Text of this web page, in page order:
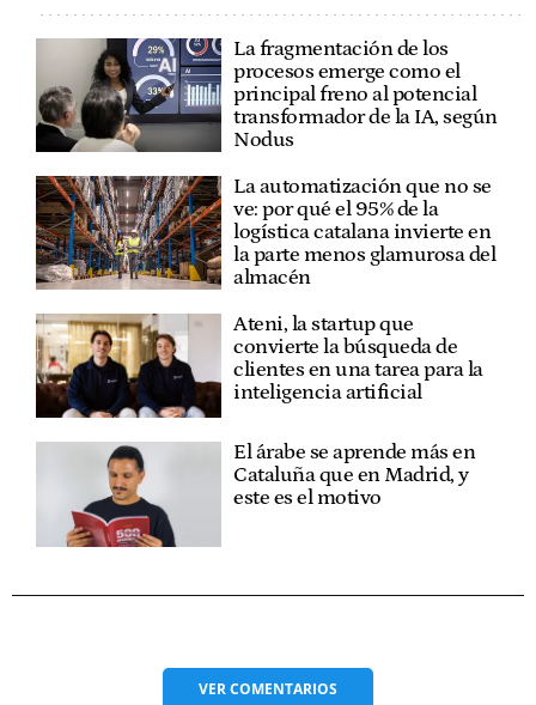
La fragmentación de los
procesos emerge como el
principal freno al potencial
transformador de la IA, según
Nodus
La automatización que no se
ve: por qué el 95% de la
logística catalana invierte en
la parte menos glamurosa del
almacén
Ateni, la startup que
convierte la búsqueda de
clientes en una tarea para la
inteligencia artificial
El árabe se aprende más en
Cataluña que en Madrid, y
este es el motivo
VERCOMENTARIOS